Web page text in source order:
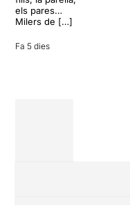
els pares…
Milers de […]
Fa 5 dies